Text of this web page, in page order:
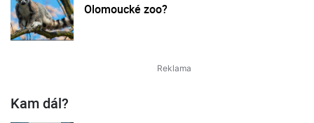
Olomoucké zoo?
Kam dál?